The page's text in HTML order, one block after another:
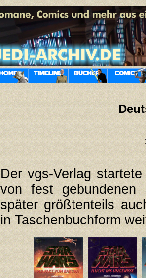
Der vgs-Verlag
von fest gebundenen
später größtenteils
in Taschenbuchform